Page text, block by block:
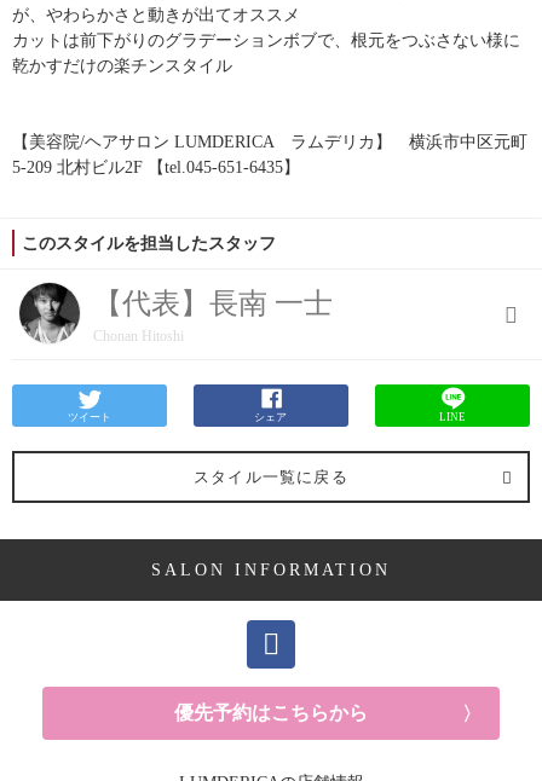
が、やわらかさと動きが出てオススメ️
カットは前下がりのグラデーションボブで、根元をつぶさない様に
乾かすだけの楽チンスタイル️
【美容院/ヘアサロン LUMDERICA ラムデリカ】 横浜市中区元町
5-209 北村ビル2F 【tel.045-651-6435】
このスタイルを担当したスタッフ
【代表】長南 一士
Chonan Hitoshi
ツイート シェア LINE
スタイル一覧に戻る
SALON INFORMATION
優先予約はこちらから